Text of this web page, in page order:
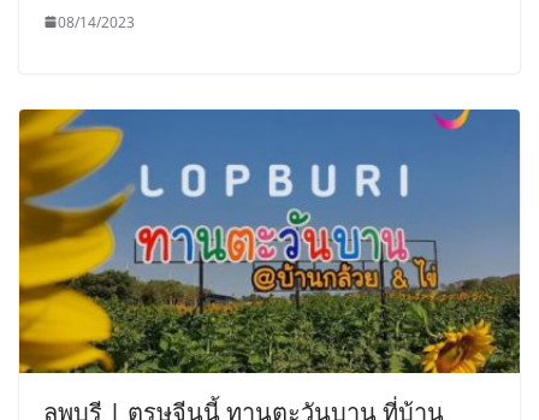
08/14/2023
ลพบุรี | ตรุษจีนนี้ ทานตะวันบาน ที่บ้าน